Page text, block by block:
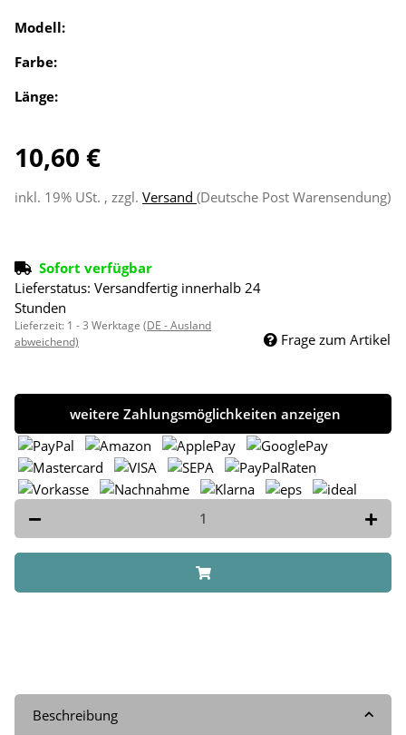
Modell:
Farbe:
Länge:
10,60 €
inkl. 19% USt. , zzgl. Versand (Deutsche Post Warensendung)
Sofort verfügbar
Lieferstatus: Versandfertig innerhalb 24
Stunden
Lieferzeit: 1 - 3 Werktage (DE - Ausland
abweichend)
Frage zum Artikel
weitere Zahlungsmöglichkeiten anzeigen
Beschreibung